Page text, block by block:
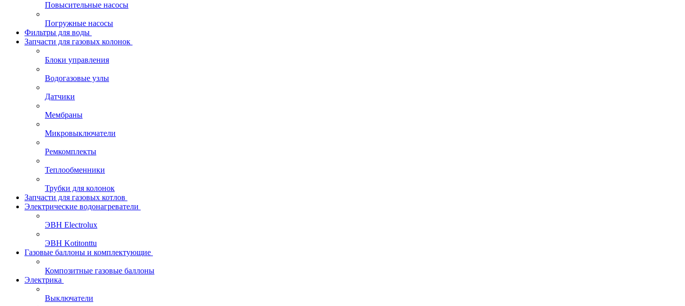
Повысительные насосы
Погружные насосы
Фильтры для воды
Запчасти для газовых колонок
Блоки управления
Водогазовые узлы
Датчики
Мембраны
Микровыключатели
Ремкомплекты
Теплообменники
Трубки для колонок
Запчасти для газовых котлов
Электрические водонагреватели
ЭВН Electrolux
ЭВН Kotitonttu
Газовые баллоны и комплектующие
Композитные газовые баллоны
Электрика
Выключатели